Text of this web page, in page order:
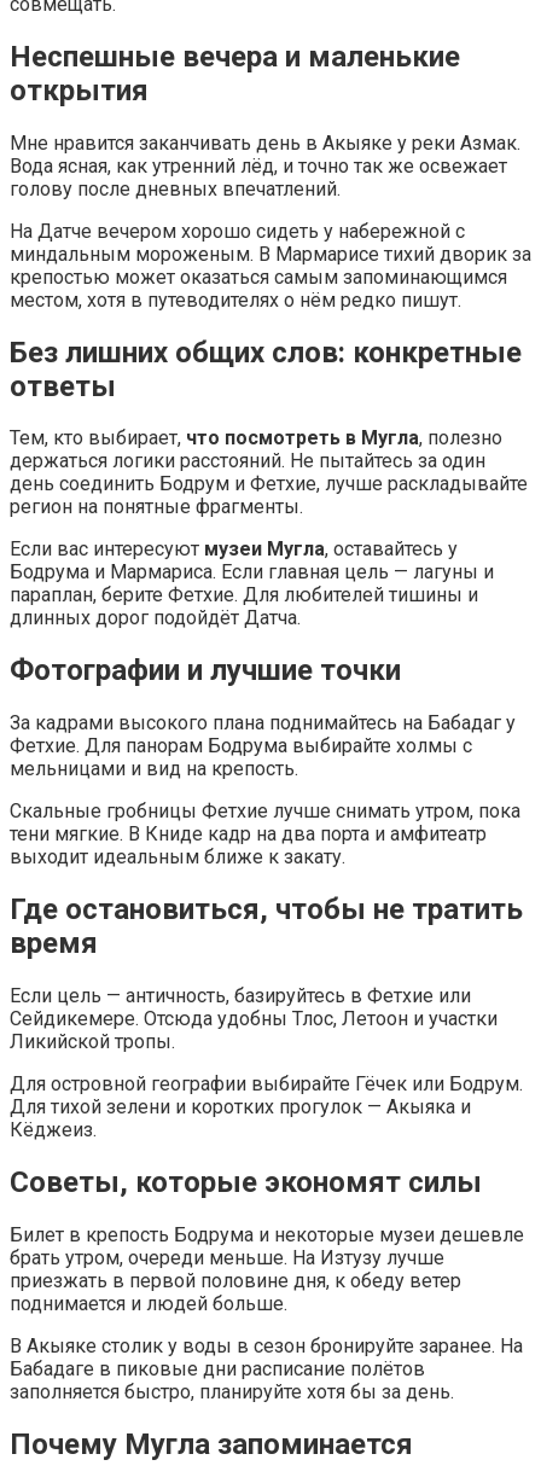
Неспешные вечера и маленькие
открытия
Мне нравится заканчивать день в Акыяке у реки Азмак.
Вода ясная, как утренний лёд, и точно так же освежает
голову после дневных впечатлений.
На Датче вечером хорошо сидеть у набережной с
миндальным мороженым. В Мармариcе тихий дворик за
крепостью может оказаться самым запоминающимся
местом, хотя в путеводителях о нём редко пишут.
Без лишних общих слов: конкретные
ответы
Тем, кто выбирает, что посмотреть в Мугла, полезно
держаться логики расстояний. Не пытайтесь за один
день соединить Бодрум и Фетхие, лучше раскладывайте
регион на понятные фрагменты.
Если вас интересуют музеи Мугла, оставайтесь у
Бодрума и Мармариcа. Если главная цель — лагуны и
параплан, берите Фетхие. Для любителей тишины и
длинных дорог подойдёт Датча.
Фотографии и лучшие точки
За кадрами высокого плана поднимайтесь на Бабадаг у
Фетхие. Для панорам Бодрума выбирайте холмы с
мельницами и вид на крепость.
Скальные гробницы Фетхие лучше снимать утром, пока
тени мягкие. В Книде кадр на два порта и амфитеатр
выходит идеальным ближе к закату.
Где остановиться, чтобы не тратить
время
Если цель — античность, базируйтесь в Фетхие или
Сейдикемере. Отсюда удобны Тлос, Летоон и участки
Ликийской тропы.
Для островной географии выбирайте Гёчек или Бодрум.
Для тихой зелени и коротких прогулок — Акыяка и
Кёджеиз.
Советы, которые экономят силы
Билет в крепость Бодрума и некоторые музеи дешевле
брать утром, очереди меньше. На Изтузу лучше
приезжать в первой половине дня, к обеду ветер
поднимается и людей больше.
В Акыяке столик у воды в сезон бронируйте заранее. На
Бабадаге в пиковые дни расписание полётов
заполняется быстро, планируйте хотя бы за день.
Почему Мугла запоминается